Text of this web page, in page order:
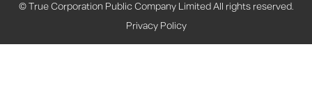
© True Corporation Public Company Limited All rights reserved.
Privacy Policy